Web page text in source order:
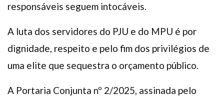
responsáveis seguem intocáveis.
A luta dos servidores do PJU e do MPU é por
dignidade, respeito e pelo fim dos privilégios de
uma elite que sequestra o orçamento público.
A Portaria Conjunta nº 2/2025, assinada pelo